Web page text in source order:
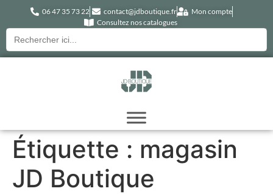
06 47 35 73 22 contact@jdboutique.fr
Mon compte
Consultez nos catalogues
Recherche
pour :
Étiquette : magasin
JD Boutique